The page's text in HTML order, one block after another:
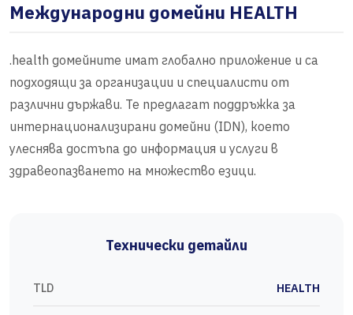
Международни домейни HEALTH
.health домейните имат глобално приложение и са
подходящи за организации и специалисти от
различни държави. Те предлагат поддръжка за
интернационализирани домейни (IDN), което
улеснява достъпа до информация и услуги в
здравеопазването на множество езици.
Технически детайли
TLD HEALTH